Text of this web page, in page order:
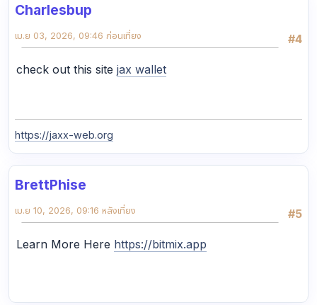
Charlesbup
#4
เม.ย 03, 2026, 09:46 ก่อนเที่ยง
check out this site jax wallet
https://jaxx-web.org
BrettPhise
#5
เม.ย 10, 2026, 09:16 หลังเที่ยง
Learn More Here https://bitmix.app